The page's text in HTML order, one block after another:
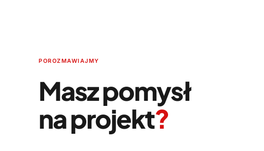
POROZMAWIAJMY
Masz pomysł
na projekt?